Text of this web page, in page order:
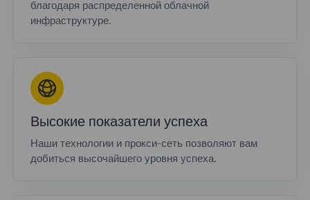
благодаря распределенной облачной
инфраструктуре.
Высокие показатели успеха
Наши технологии и прокси-сеть позволяют вам
добиться высочайшего уровня успеха.